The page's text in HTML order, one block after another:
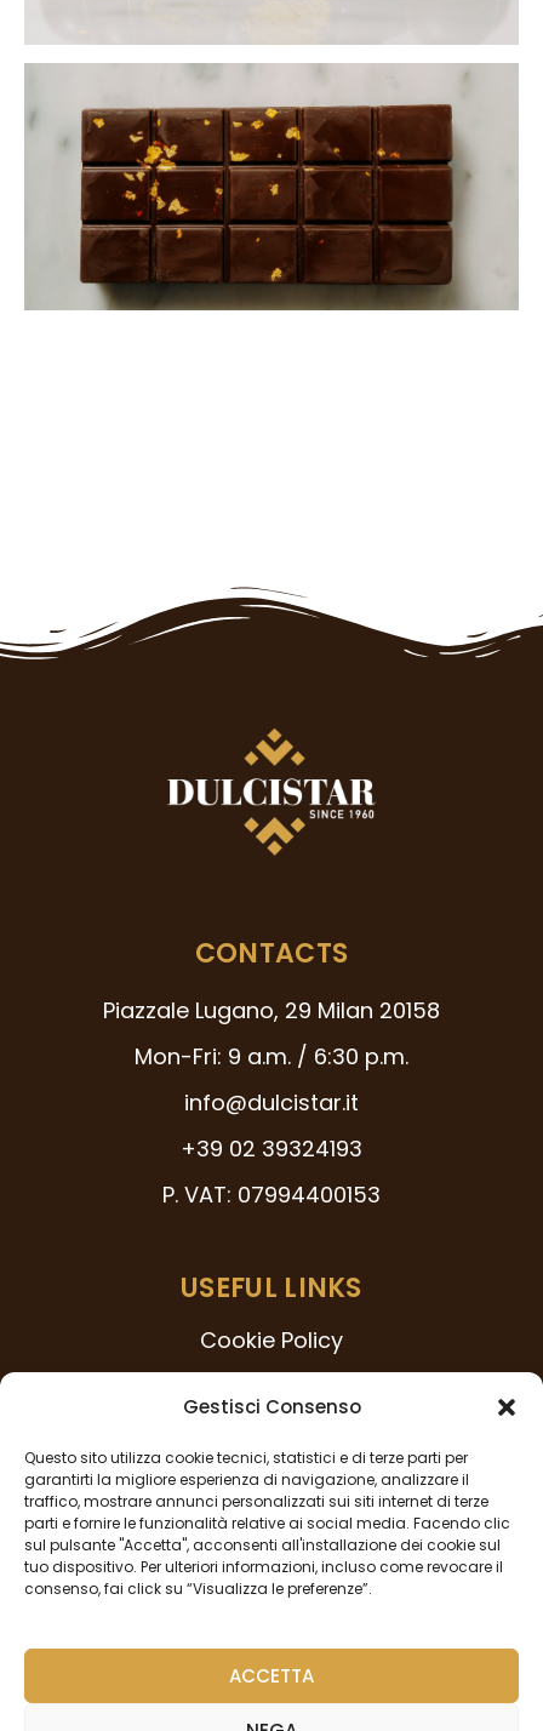
Gestisci Consenso
Questo sito utilizza cookie tecnici, statistici e di terze parti per
garantirti la migliore esperienza di navigazione, analizzare il
traffico, mostrare annunci personalizzati sui siti internet di terze
parti e fornire le funzionalità relative ai social media. Facendo clic
sul pulsante "Accetta", acconsenti all'installazione dei cookie sul
tuo dispositivo. Per ulteriori informazioni, incluso come revocare il
consenso, fai click su “Visualizza le preferenze”.
ACCETTA
CONTACTS
Piazzale Lugano, 29 Milan 20158
Mon-Fri: 9 a.m. / 6:30 p.m.
info@dulcistar.it
+39 02 39324193
P. VAT: 07994400153
USEFUL LINKS
Cookie Policy
Whistleblowing Procedure
Privacy Policy